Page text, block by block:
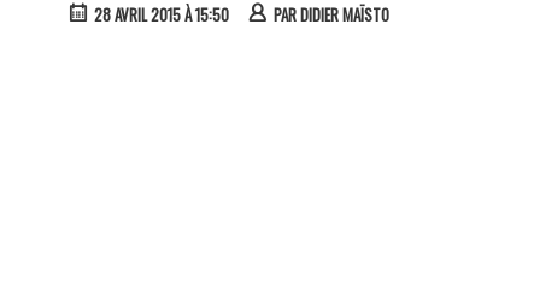
28 AVRIL 2015 À 15:50 PARDIDIER MAÏSTO